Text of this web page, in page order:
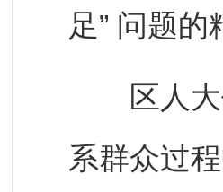
足” 问题的
区人大
系群众过